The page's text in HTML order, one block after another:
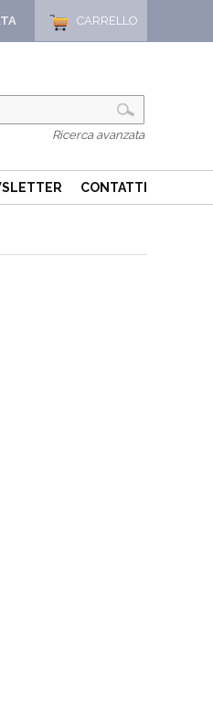
CARRELLO
Ricerca avanzata
CONTATTI